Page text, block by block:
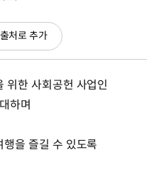
처로 추가(새
창
위한 사회공헌 사업인
하며
을 즐길 수 있도록